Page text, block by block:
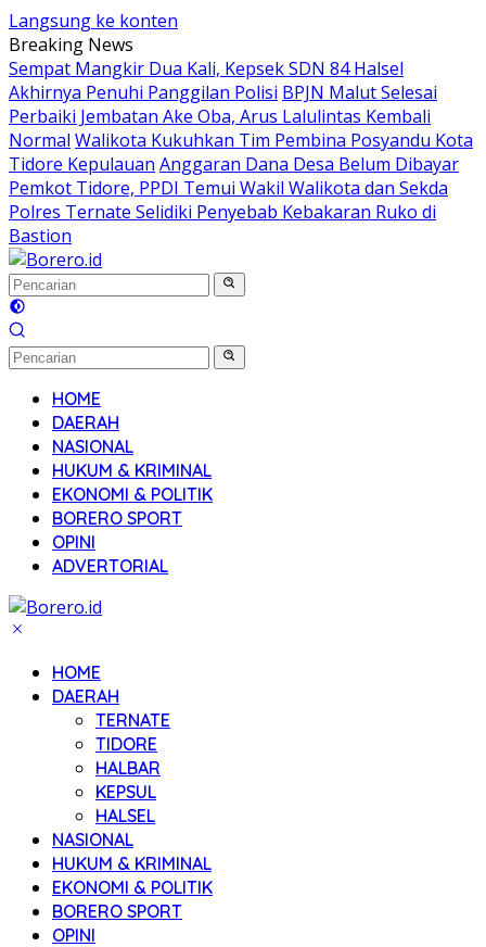
Langsung ke konten
Breaking News
Sempat Mangkir Dua Kali, Kepsek SDN 84 Halsel
Akhirnya Penuhi Panggilan Polisi BPJN Malut Selesai
Perbaiki Jembatan Ake Oba, Arus Lalulintas Kembali
Normal Walikota Kukuhkan Tim Pembina Posyandu Kota
Tidore Kepulauan Anggaran Dana Desa Belum Dibayar
Pemkot Tidore, PPDI Temui Wakil Walikota dan Sekda
Polres Ternate Selidiki Penyebab Kebakaran Ruko di
Bastion
HOME
DAERAH
NASIONAL
HUKUM & KRIMINAL
EKONOMI & POLITIK
BORERO SPORT
OPINI
ADVERTORIAL
HOME
DAERAH
TERNATE
TIDORE
HALBAR
KEPSUL
HALSEL
NASIONAL
HUKUM & KRIMINAL
EKONOMI & POLITIK
BORERO SPORT
OPINI